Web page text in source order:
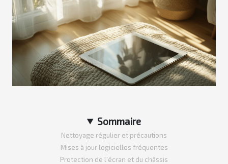
Sommaire
Nettoyage régulier et précautions
Mises à jour logicielles fréquentes
Protection de l’écran et du châssis